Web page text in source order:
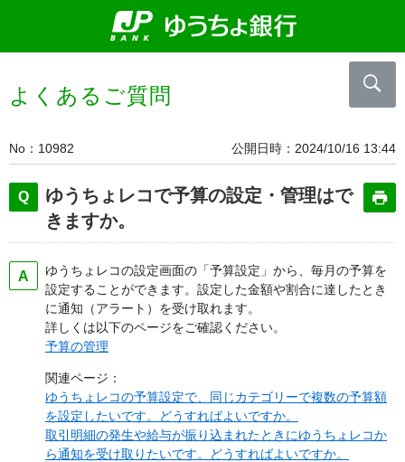
よくあるご質問
No 10982 公開日時 2024/10/16 13:44
ゆうちょレコで予算の設定・管理はで
きますか。
ゆうちょレコの設定画面の「予算設定」から、毎月の予算を
設定することができます。設定した金額や割合に達したとき
に通知（アラート）を受け取れます。
詳しくは以下のページをご確認ください。
予算の管理
関連ページ：
ゆうちょレコの予算設定で、同じカテゴリーで複数の予算額
を設定したいです。どうすればよいですか。
取引明細の発生や給与が振り込まれたときにゆうちょレコか
ら通知を受け取りたいです。どうすればよいですか。